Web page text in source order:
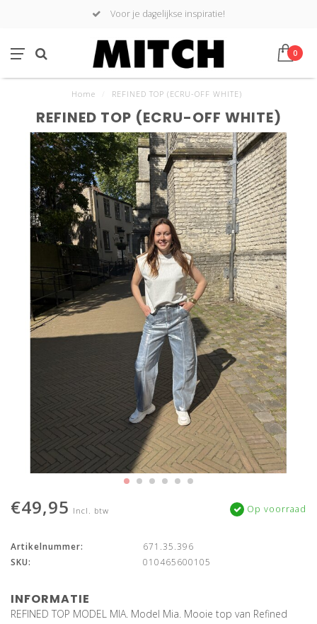
Voor je dagelijkse inspiratie!
0
Home REFINED TOP (ECRU-OFF WHITE)
REFINED TOP (ECRU-OFF WHITE)
€49,95 Incl. btw Op voorraad
Artikelnummer:
671.35.396
SKU:
010465600105
INFORMATIE
REFINED TOP MODEL MIA. Model Mia. Mooie top van Refined